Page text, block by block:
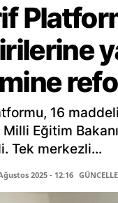
16
Eğitim
Tek merkezli...
2025 - 12:16